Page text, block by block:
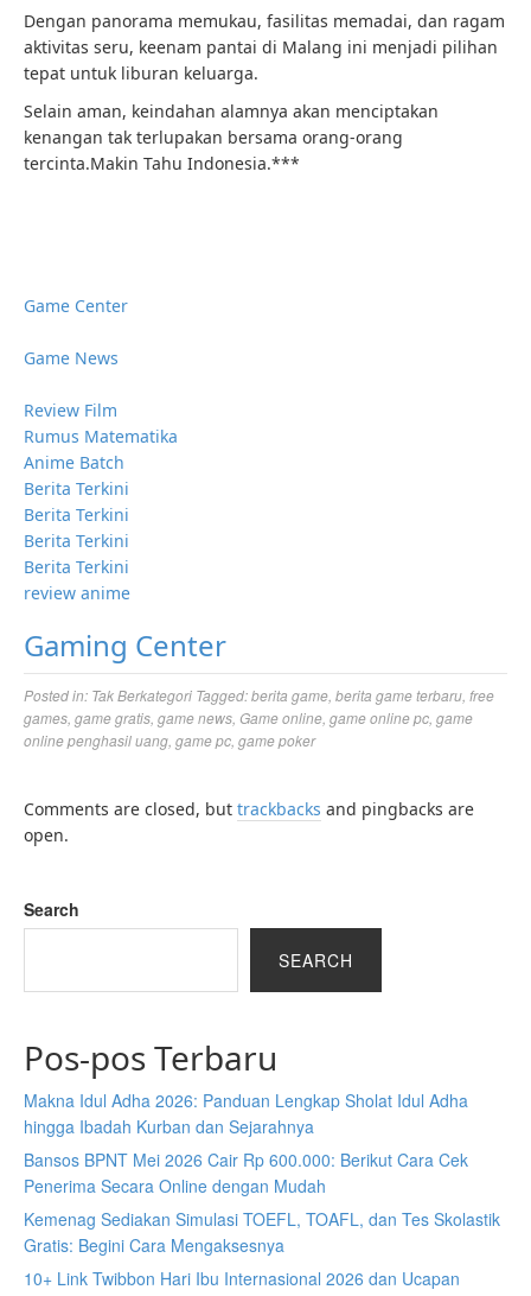
Dengan panorama memukau, fasilitas memadai, dan ragam
aktivitas seru, keenam pantai di Malang ini menjadi pilihan
tepat untuk liburan keluarga.
Selain aman, keindahan alamnya akan menciptakan
kenangan tak terlupakan bersama orang-orang
tercinta.Makin Tahu Indonesia.***
Game Center
Game News
Review Film
Rumus Matematika
Anime Batch
Berita Terkini
Berita Terkini
Berita Terkini
Berita Terkini
review anime
Gaming Center
Posted in: Tak Berkategori Tagged:berita game berita game terbaru free
games game gratis game news Game online game online pc game
online penghasil uang game pc game poker
Comments are closed, but trackbacks and pingbacks are
open.
Search
SEARCH
Pos-pos Terbaru
Makna Idul Adha 2026: Panduan Lengkap Sholat Idul Adha
hingga Ibadah Kurban dan Sejarahnya
Bansos BPNT Mei 2026 Cair Rp 600.000: Berikut Cara Cek
Penerima Secara Online dengan Mudah
Kemenag Sediakan Simulasi TOEFL, TOAFL, dan Tes Skolastik
Gratis: Begini Cara Mengaksesnya
10+ Link Twibbon Hari Ibu Internasional 2026 dan Ucapan